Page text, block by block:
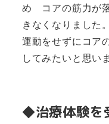
め コアの筋力が
きなくなりました。
運動をせずにコア
してみたいと思い
◆治療体験を